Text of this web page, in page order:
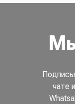
чате